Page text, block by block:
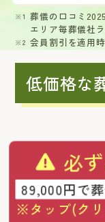
葬儀の口コミ
エリア毎葬儀社
会員割引を適用
低価格な
必
89,000円で
※タップ(ク